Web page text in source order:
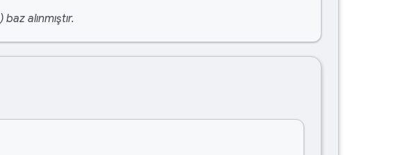
alınmıştır.